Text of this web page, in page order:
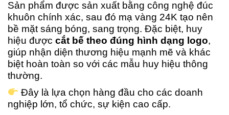
Sản phẩm được sản xuất bằng công nghệ đúc
khuôn chính xác, sau đó mạ vàng 24K tạo nên
bề mặt sáng bóng, sang trọng. Đặc biệt, huy
hiệu được cắt bế theo đúng hình dạng logo,
giúp nhận diện thương hiệu mạnh mẽ và khác
biệt hoàn toàn so với các mẫu huy hiệu thông
thường.
Đây là lựa chọn hàng đầu cho các doanh
nghiệp lớn, tổ chức, sự kiện cao cấp.